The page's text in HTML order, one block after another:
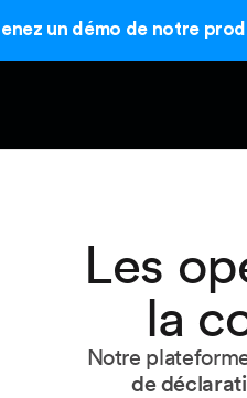
un démo de notre
Les
la
Notre
de